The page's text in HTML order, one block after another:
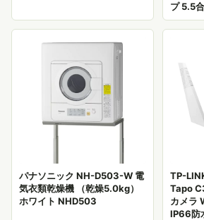
プ 5.5
パナソニック NH-D503-W 電
気衣類乾燥機 （乾燥5.0kg）
ホワイト NHD503
TP-
Tapo
カメラ
IP66防